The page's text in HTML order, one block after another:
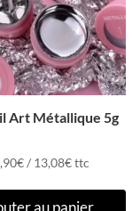
Gel Nail Art Métallique 5g
€/ 13,08€ttc
au panier